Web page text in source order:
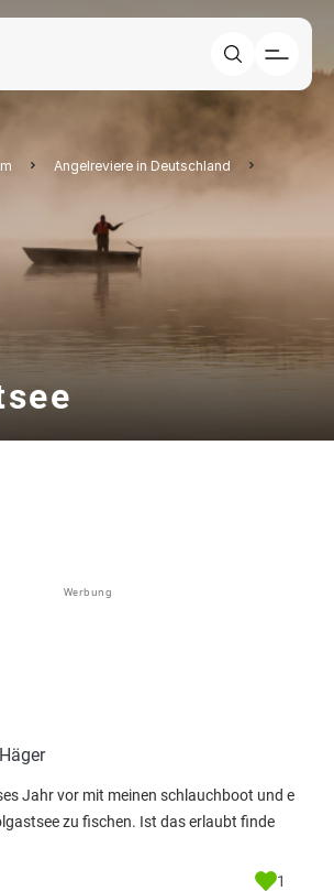
Angelreviere in Deutschland
Werbung
Jahr vor mit meinen schlauchboot und e
zu fischen. Ist das erlaubt finde
1